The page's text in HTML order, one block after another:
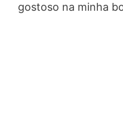
gostoso na minha